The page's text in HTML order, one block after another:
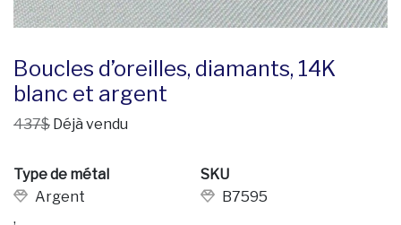
Boucles d’oreilles, diamants, 14K
blanc et argent
437$ Déjà vendu
Type de métal
Argent
,
SKU
B7595